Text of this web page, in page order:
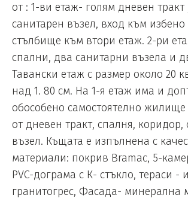
от : 1-ви етаж- голям дневен
санитарен възел, вход към
стълбище към втори етаж. 2-ри
спални, два санитарни възела и
Тавански етаж с размер около 20
над 1. 80 см. На 1-я етаж има и
обособено самостоятелно жилище
от дневен тракт, спалня, коридор,
възел. Къщата е изпълнена с
материали: покрив Bramac, 5-
PVC-дограма с К- стъкло, тераси -
гранитогрес, Фасада- минерална